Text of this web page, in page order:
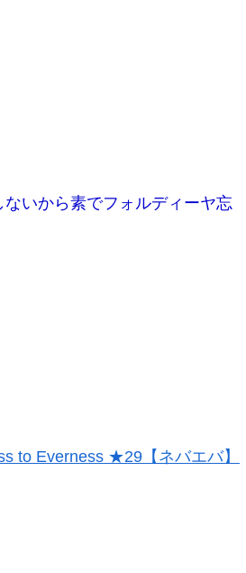
いから素でフォルディーヤ忘
to Everness ★29【ネバエバ】